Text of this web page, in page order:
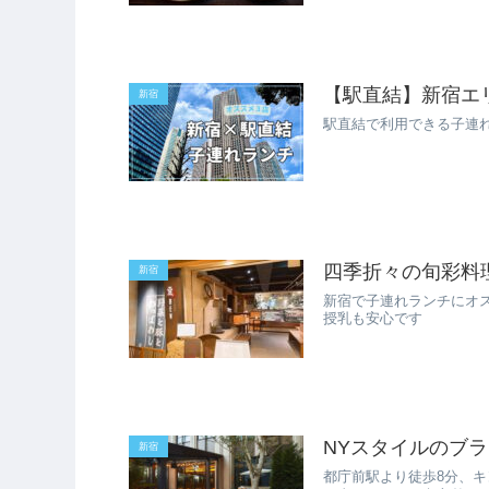
新宿 【駅直結】新宿
駅直結で利用できる子連
新宿 四季折々の旬彩料
新宿で子連れランチにオ
授乳も安心です
新宿 NYスタイルのブ
都庁前駅より徒歩8分、